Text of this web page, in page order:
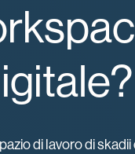
di lavoro di